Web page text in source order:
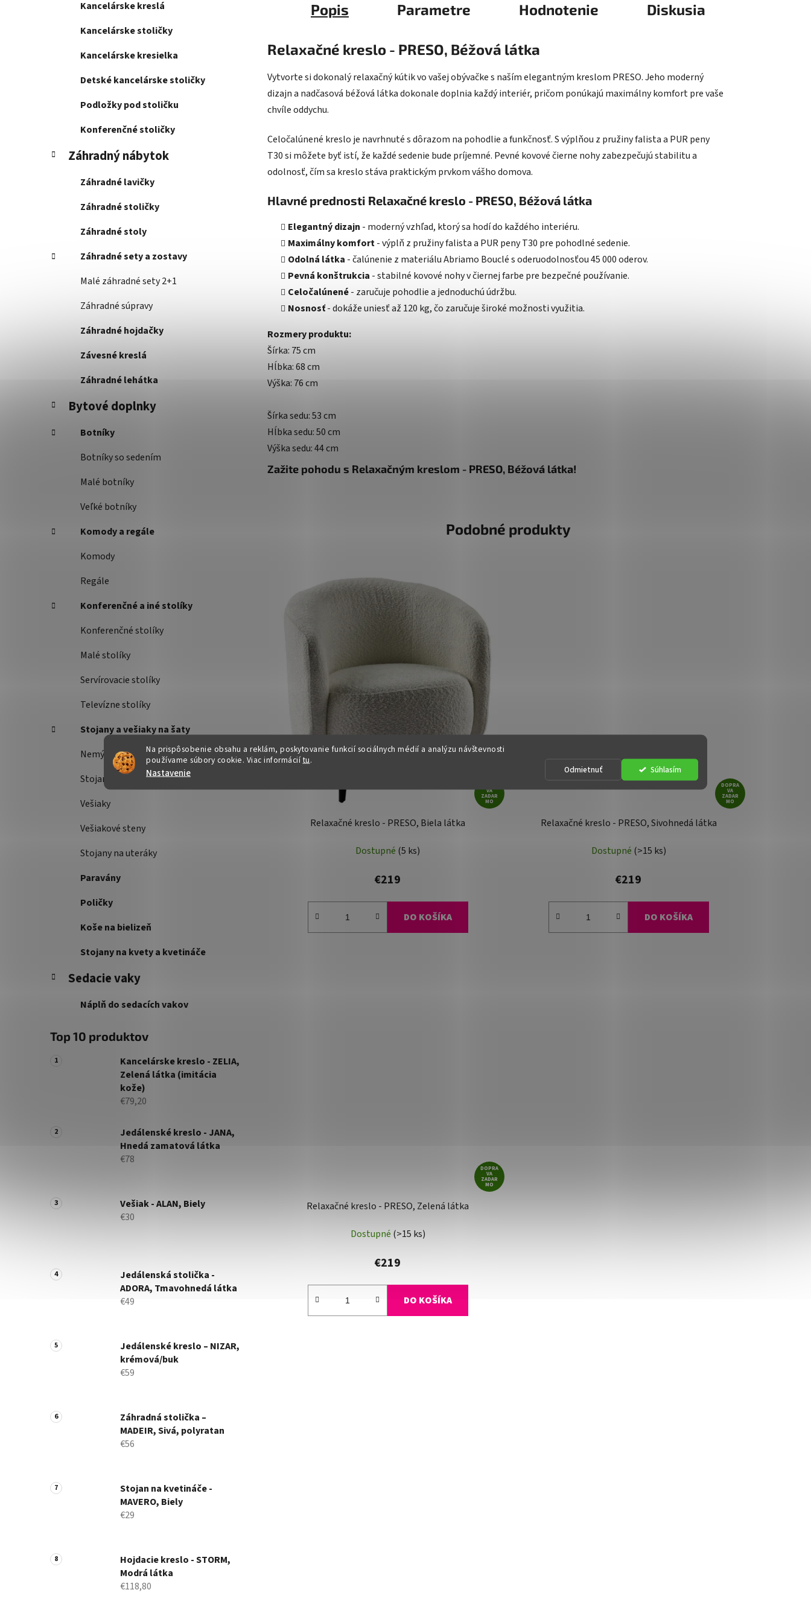
Na prispôsobenie obsahu a reklám, poskytovanie funkcií sociálnych médií a analýzu návštevnosti
používame súbory cookie. Viac informáciítu.
Nastavenie Odmietnuť Súhlasím
Kancelárske kreslá
Kancelárske stoličky
Kancelárske kresielka
Detské kancelárske stoličky
Podložky pod stoličku
Konferenčné stoličky
Záhradný nábytok
Záhradné lavičky
Záhradné stoličky
Záhradné stoly
Záhradné sety a zostavy
Malé záhradné sety 2+1
Záhradné súpravy
Záhradné hojdačky
Závesné kreslá
Záhradné lehátka
Bytové doplnky
Botníky
Botníky so sedením
Malé botníky
Veľké botníky
Komody a regále
Komody
Regále
Konferenčné a iné stolíky
Konferenčné stolíky
Malé stolíky
Servírovacie stolíky
Televízne stolíky
Stojany a vešiaky na šaty
Nemý sluha
Stojany na šaty
Vešiaky
Vešiakové steny
Stojany na uteráky
Paravány
Poličky
Koše na bielizeň
Stojany na kvety a kvetináče
Sedacie vaky
Náplň do sedacích vakov
Top 10 produktov
Kancelárske kreslo - ZELIA,
Zelená látka (imitácia
kože)
€79,20
Jedálenské kreslo - JANA,
Hnedá zamatová látka
€78
Vešiak - ALAN, Biely
€30
Jedálenská stolička -
ADORA, Tmavohnedá látka
€49
Jedálenské kreslo – NIZAR,
krémová/buk
€59
Záhradná stolička –
MADEIR, Sivá, polyratan
€56
Stojan na kvetináče -
MAVERO, Biely
€29
Hojdacie kreslo - STORM,
Modrá látka
€118,80
Popis Parametre Hodnotenie Diskusia
Relaxačné kreslo - PRESO, Béžová látka
Vytvorte si dokonalý relaxačný kútik vo vašej obývačke s naším elegantným kreslom PRESO. Jeho moderný
dizajn a nadčasová béžová látka dokonale doplnia každý interiér, pričom ponúkajú maximálny komfort pre vaše
chvíle oddychu.
Celočalúnené kreslo je navrhnuté s dôrazom na pohodlie a funkčnosť. S výplňou z pružiny falista a PUR peny
T30 si môžete byť istí, že každé sedenie bude príjemné. Pevné kovové čierne nohy zabezpečujú stabilitu a
odolnosť, čím sa kreslo stáva praktickým prvkom vášho domova.
Hlavné prednosti Relaxačné kreslo - PRESO, Béžová látka
Elegantný dizajn - moderný vzhľad, ktorý sa hodí do každého interiéru.
Maximálny komfort- výplň z pružiny falista a PUR peny T30 pre pohodlné sedenie.
Odolná látka - čalúnenie z materiálu Abriamo Bouclé s oderuodolnosťou 45 000 oderov.
Pevná konštrukcia - stabilné kovové nohy v čiernej farbe pre bezpečné používanie.
Celočalúnené- zaručuje pohodlie a jednoduchú údržbu.
Nosnosť- dokáže uniesť až 120 kg, čo zaručuje široké možnosti využitia.
Rozmery produktu:
Šírka: 75 cm
Hĺbka: 68 cm
Výška: 76 cm
Šírka sedu: 53 cm
Hĺbka sedu: 50 cm
Výška sedu: 44 cm
Zažite pohodu s Relaxačným kreslom - PRESO, Béžová látka!
Podobné produkty
VA
ZADAR
MO
Relaxačné kreslo - PRESO, Biela látka
Dostupné (5 ks)
€219
DO KOŠÍKA
DOPRA
VA
ZADAR
MO
Relaxačné kreslo - PRESO, Sivohnedá látka
Dostupné (>15 ks)
€219
DO KOŠÍKA
DOPRA
VA
ZADAR
MO
Relaxačné kreslo - PRESO, Zelená látka
Dostupné (>15 ks)
€219
DO KOŠÍKA